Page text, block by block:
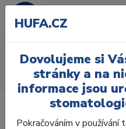
Úvod Zuby
AcryRock
AcryRock distální H 8
HUFA.CZ
Dovolujeme si
stránky a na
informace jsou
Pokračováním v